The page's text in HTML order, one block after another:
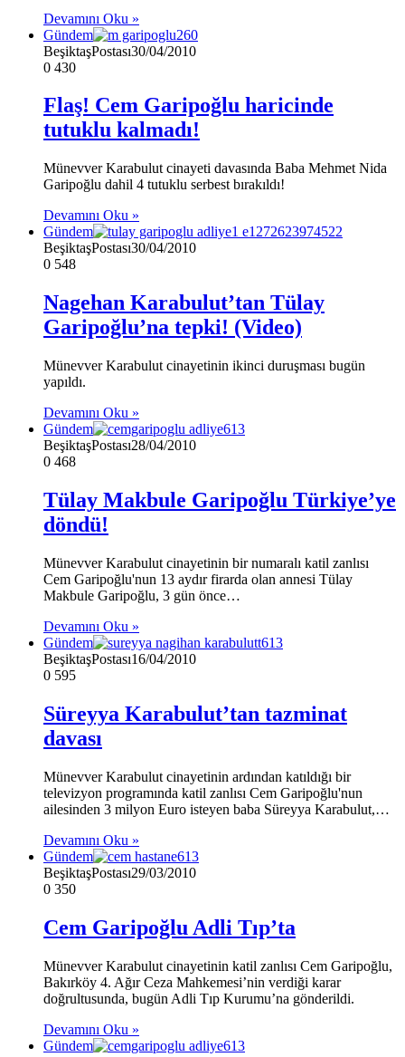
Devamını Oku »
Gündem
BeşiktaşPostası30/04/2010
0 430
Flaş! Cem Garipoğlu haricinde
tutuklu kalmadı!
Münevver Karabulut cinayeti davasında Baba Mehmet Nida
Garipoğlu dahil 4 tutuklu serbest bırakıldı!
Devamını Oku »
Gündem
BeşiktaşPostası30/04/2010
0 548
Nagehan Karabulut’tan Tülay
Garipoğlu’na tepki! (Video)
Münevver Karabulut cinayetinin ikinci duruşması bugün
yapıldı.
Devamını Oku »
Gündem
BeşiktaşPostası28/04/2010
0 468
Tülay Makbule Garipoğlu Türkiye’ye
döndü!
Münevver Karabulut cinayetinin bir numaralı katil zanlısı
Cem Garipoğlu'nun 13 aydır firarda olan annesi Tülay
Makbule Garipoğlu, 3 gün önce…
Devamını Oku »
Gündem
BeşiktaşPostası16/04/2010
0 595
Süreyya Karabulut’tan tazminat
davası
Münevver Karabulut cinayetinin ardından katıldığı bir
televizyon programında katil zanlısı Cem Garipoğlu'nun
ailesinden 3 milyon Euro isteyen baba Süreyya Karabulut,…
Devamını Oku »
Gündem
BeşiktaşPostası29/03/2010
0 350
Cem Garipoğlu Adli Tıp’ta
Münevver Karabulut cinayetinin katil zanlısı Cem Garipoğlu,
Bakırköy 4. Ağır Ceza Mahkemesi’nin verdiği karar
doğrultusunda, bugün Adli Tıp Kurumu’na gönderildi.
Devamını Oku »
Gündem